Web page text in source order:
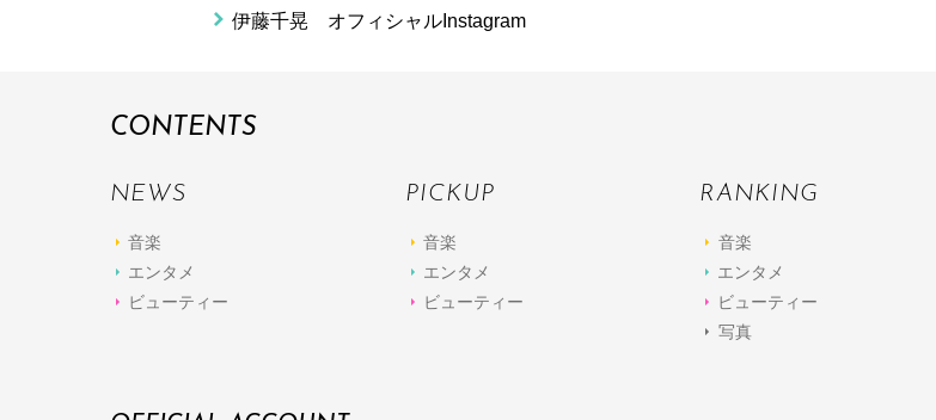
伊藤千晃 オフィシャルInstagram
CONTENTS
NEWS
音楽
エンタメ
ビューティー
PICKUP
音楽
エンタメ
ビューティー
RANKING
音楽
エンタメ
ビューティー
写真